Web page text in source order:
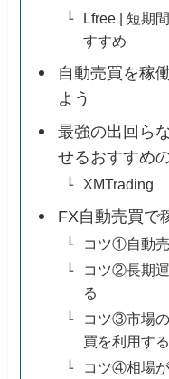
Lfree | 短期
すすめ
自動売買を稼
よう
最強の出回ら
せるおすすめ
XMTrading
FX自動売買で
コツ①自動
コツ②長期
る
コツ③市場
買を利用する
コツ④相場